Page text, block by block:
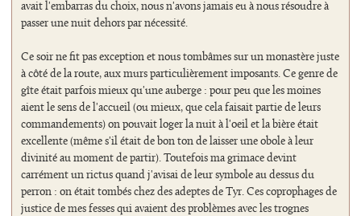
avait l'embarras du choix, nous n'avons jamais eu à nous résoudre à
passer une nuit dehors par nécessité.
Ce soir ne fit pas exception et nous tombâmes sur un monastère juste
à côté de la route, aux murs particulièrement imposants. Ce genre de
gîte était parfois mieux qu'une auberge : pour peu que les moines
aient le sens de l'accueil (ou mieux, que cela faisait partie de leurs
commandements) on pouvait loger la nuit à l'oeil et la bière était
excellente (même s'il était de bon ton de laisser une obole à leur
divinité au moment de partir). Toutefois ma grimace devint
carrément un rictus quand j'avisai de leur symbole au dessus du
perron : on était tombés chez des adeptes de Tyr. Ces coprophages de
justice de mes fesses qui avaient des problèmes avec les trognes